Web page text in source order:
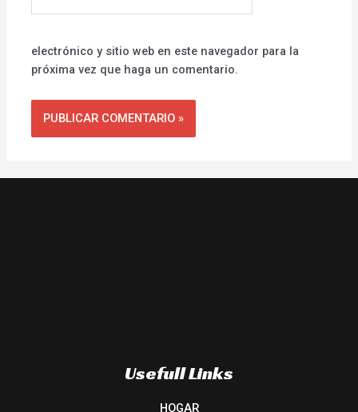
electrónico y sitio web en este navegador para la
próxima vez que haga un comentario.
Usefull Links
HOGAR